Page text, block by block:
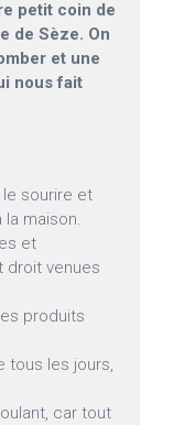
petit coin de
de Sèze. On
et une
nous fait
sourire et
maison.
et
droit venues
produits
tous les jours,
car tout